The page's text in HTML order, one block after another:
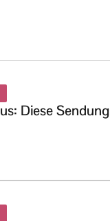
Diese Sendung